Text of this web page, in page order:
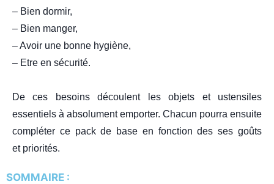
– Bien dormir,
– Bien manger,
– Avoir une bonne hygiène,
– Etre en sécurité.
De ces besoins découlent les objets et ustensiles
essentiels à absolument emporter. Chacun pourra ensuite
compléter ce pack de base en fonction des sesgoûts
et priorités.
SOMMAIRE :